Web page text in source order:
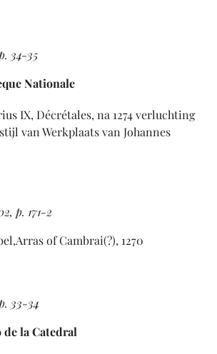
34-35
Nationale
IX, Décrétales, na 1274 verluchting
van Werkplaats van Johannes
p. 171-2
of Cambrai(?), 1270
33-34
la Catedral